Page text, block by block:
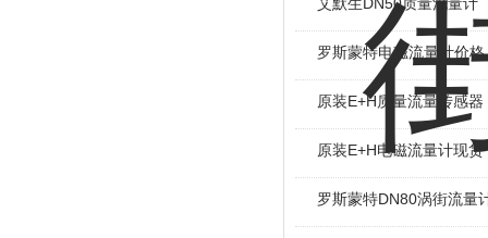
罗斯蒙特电磁流量计价格
原装E+H质量流量传感器
原装E+H电磁流量计现货
罗斯蒙特DN80涡街流量